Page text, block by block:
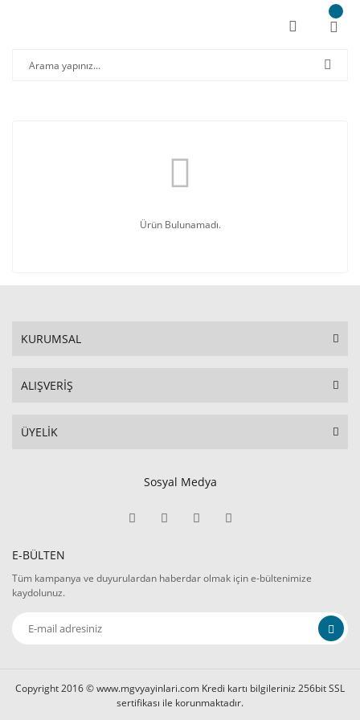
Ürün Bulunamadı.
KURUMSAL
ALIŞVERİŞ
ÜYELİK
Sosyal Medya
E-BÜLTEN
Tüm kampanya ve duyurulardan haberdar olmak için e-bültenimize
kaydolunuz.
Copyright 2016 © www.mgvyayinlari.com Kredi kartı bilgileriniz 256bit SSL
sertifikası ile korunmaktadır.